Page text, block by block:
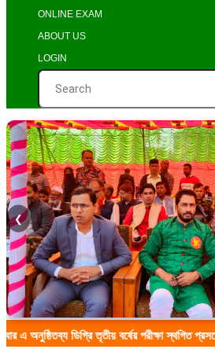
ONLINE EXAM
ABOUT US
LOGIN
❮
ডিগ্রি তৃতীয় বর্ষের পরীক্ষা স্থগিত প্রসঙ্গে ** অত্র